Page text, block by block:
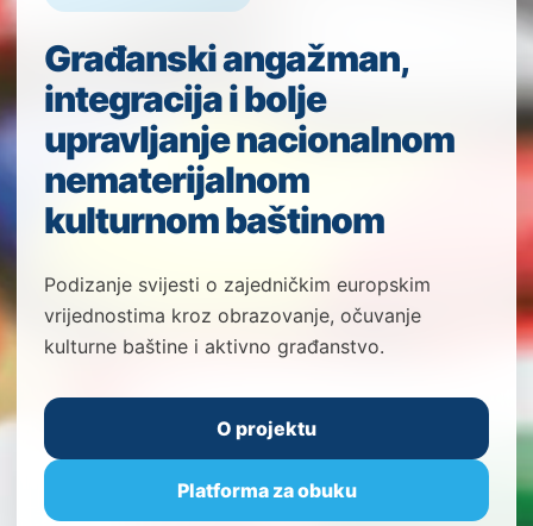
Građanski angažman,
integracija i bolje
upravljanje nacionalnom
nematerijalnom
kulturnom baštinom
Podizanje svijesti o zajedničkim europskim
vrijednostima kroz obrazovanje, očuvanje
kulturne baštine i aktivno građanstvo.
O projektu
Platforma za obuku